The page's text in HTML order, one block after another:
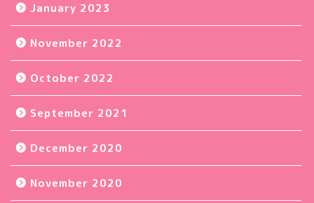
January 2023
November 2022
October 2022
September 2021
December 2020
November 2020